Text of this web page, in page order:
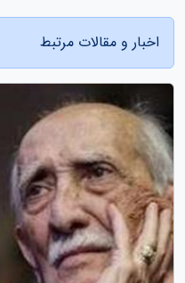
اخبار و مقالات مرتبط